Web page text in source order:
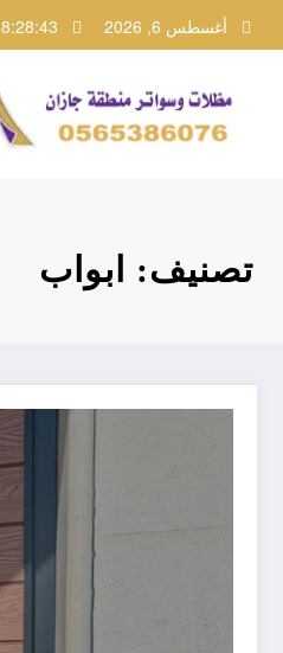
إلى
أغسطس 6, 2026 8:28:43 PM
تصنيف: ابواب